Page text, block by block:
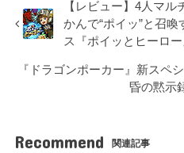
【レビュー】4人マ
かんで“ポイッ”と召
ス『ポイッとヒーロー
『ドラゴンポーカー』新スペ
昏の黙示
Recommend 関連記事